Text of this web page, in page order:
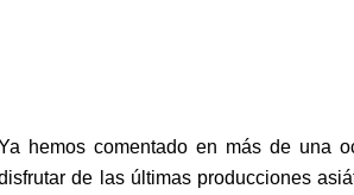
hemos comentado en más de una
de las últimas producciones